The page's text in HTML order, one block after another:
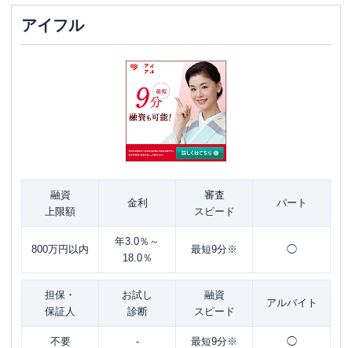
アイフル
融資
上限額
金利
審査
スピード
パート
800万円以内
年3.0％～
18.0％
最短9分※ ◯
担保・
保証人
お試し
診断
融資
スピード
アルバイト
不要 - 最短9分※ ◯